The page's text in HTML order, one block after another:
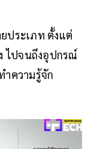
ประเภท ตั้งแต่
ไปจนถึงอุปกรณ์
ำความรู้จัก